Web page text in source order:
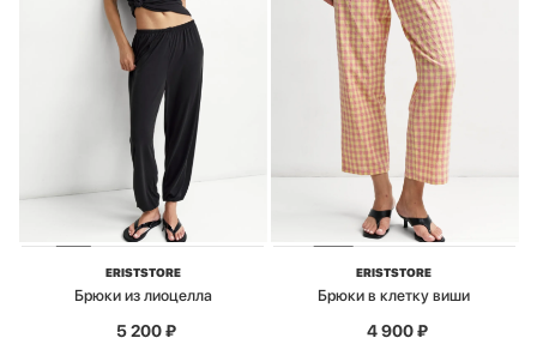
ERISTSTORE
Брюки из лиоцелла
5 200₽
ERISTSTORE
Брюки в клетку виши
4 900₽